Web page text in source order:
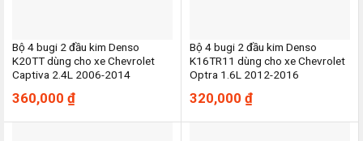
Bộ 4 bugi 2 đầu kim Denso
K20TT dùng cho xe Chevrolet
Captiva 2.4L 2006-2014
360,000 ₫
Bộ 4 bugi 2 đầu kim Denso
K16TR11 dùng cho xe Chevrolet
Optra 1.6L 2012-2016
320,000 ₫